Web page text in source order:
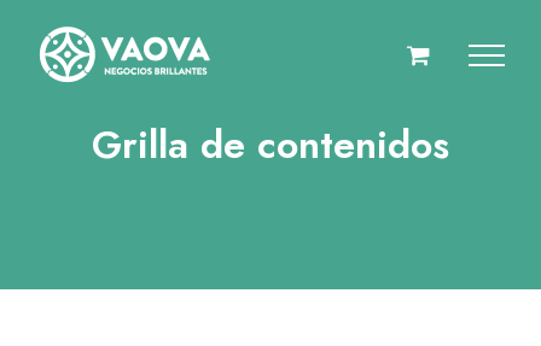
contenido
Grilla de contenidos